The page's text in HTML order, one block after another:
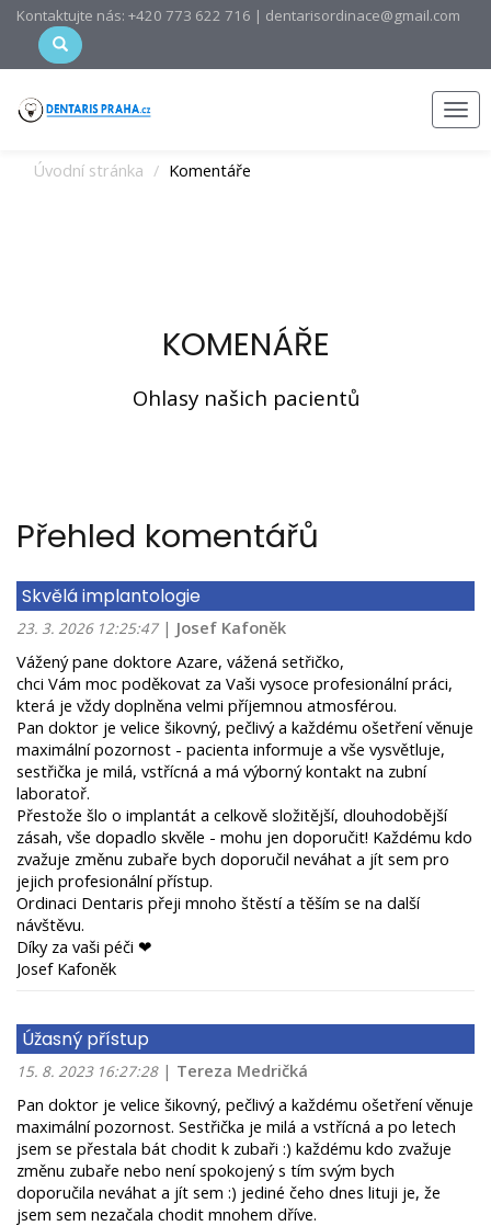
Kontaktujte nás: +420 773 622 716 | dentarisordinace@gmail.com
Úvodní stránka Komentáře
KOMENÁŘE
Ohlasy našich pacientů
Přehled komentářů
Skvělá implantologie
23. 3. 2026 12:25:47 | Josef Kafoněk
Vážený pane doktore Azare, vážená setřičko,
chci Vám moc poděkovat za Vaši vysoce profesionální práci,
která je vždy doplněna velmi příjemnou atmosférou.
Pan doktor je velice šikovný, pečlivý a každému ošetření věnuje
maximální pozornost - pacienta informuje a vše vysvětluje,
sestřička je milá, vstřícná a má výborný kontakt na zubní
laboratoř.
Přestože šlo o implantát a celkově složitější, dlouhodobější
zásah, vše dopadlo skvěle - mohu jen doporučit! Každému kdo
zvažuje změnu zubaře bych doporučil neváhat a jít sem pro
jejich profesionální přístup.
Ordinaci Dentaris přeji mnoho štěstí a těším se na další
návštěvu.
Díky za vaši péči ❤
Josef Kafoněk
Úžasný přístup
15. 8. 2023 16:27:28 | Tereza Medričká
Pan doktor je velice šikovný, pečlivý a každému ošetření věnuje
maximální pozornost. Sestřička je milá a vstřícná a po letech
jsem se přestala bát chodit k zubaři :) každému kdo zvažuje
změnu zubaře nebo není spokojený s tím svým bych
doporučila neváhat a jít sem :) jediné čeho dnes lituji je, že
jsem sem nezačala chodit mnohem dříve.